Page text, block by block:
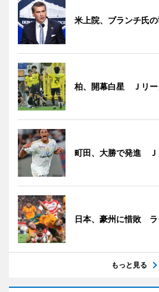
米上院、ブランチ氏
柏、開幕白星 Ｊリー
町田、大勝で発進 Ｊ
日本、豪州に惜敗 ラ
もっと見る